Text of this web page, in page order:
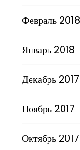
Февраль 2018
Январь 2018
Декабрь 2017
Ноябрь 2017
Октябрь 2017